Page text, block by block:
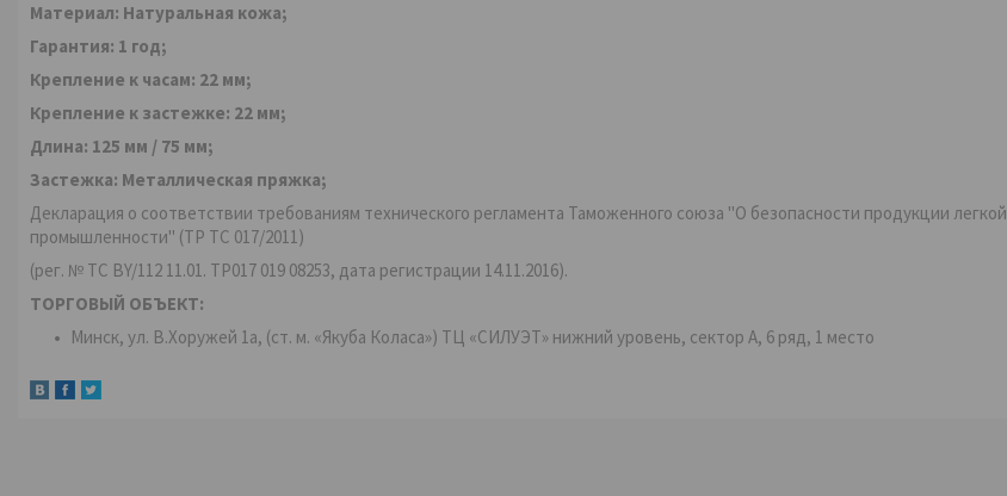
Материал: Натуральная кожа;
Гарантия: 1 год;
Крепление к часам: 22 мм;
Крепление к застежке: 22 мм;
Длина: 125 мм / 75 мм;
Застежка: Металлическая пряжка;
Декларация о соответствии требованиям технического регламента Таможенного союза "О безопасности продукции легкой
промышленности" (ТР ТС 017/2011)
(рег. № ТС BY/112 11.01. TP017 019 08253, дата регистрации 14.11.2016).
ТОРГОВЫЙ ОБЪЕКТ:
Минск, ул. В.Хоружей 1а, (ст. м. «Якуба Коласа») ТЦ «СИЛУЭТ» нижний уровень, сектор А, 6 ряд, 1 место